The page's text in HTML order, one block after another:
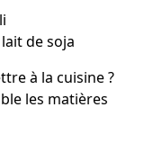
de soja
à la cuisine ?
les matières